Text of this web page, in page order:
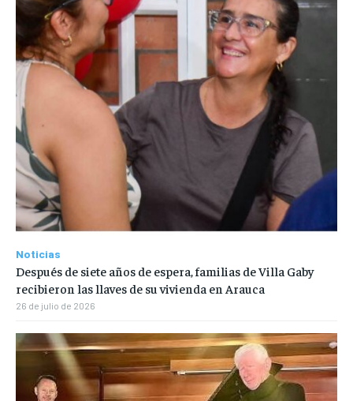
Noticias
Después de siete años de espera, familias de Villa Gaby
recibieron las llaves de su vivienda en Arauca
26 de julio de 2026